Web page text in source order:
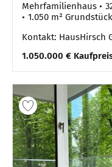
Mehrfamilienhaus
1.050 m²
Kontakt: HausHirsch
1.050.000 €